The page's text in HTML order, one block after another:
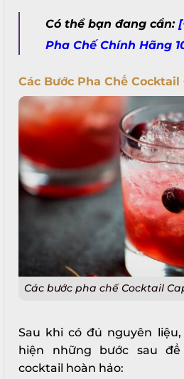
Có thể bạn đang cần:
Pha Chế Chính Hãng
Các Bước Pha Chế Cocktail
Các bước pha chế Cocktail
Sau khi có đủ nguyên
hiện những bước sau
cocktail hoàn hảo: